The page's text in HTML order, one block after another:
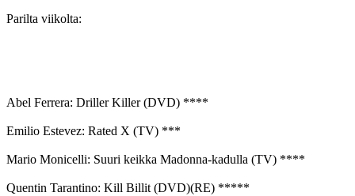
Parilta viikolta:
Abel Ferrera: Driller Killer (DVD) ****
Emilio Estevez: Rated X (TV) ***
Mario Monicelli: Suuri keikka Madonna-kadulla (TV) ****
Quentin Tarantino: Kill Billit (DVD)(RE) *****